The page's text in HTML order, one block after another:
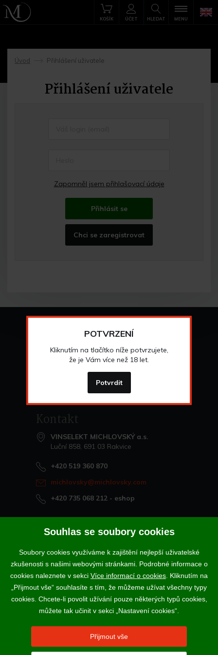
HLEDAT
KOŠÍK ÚČET MENU
Úvod
->
Přihlášení uživatele
Přihlášení uživatele
Zapomněl jsem přihlašovací údaje
Přihlásit se
Chci se zaregistrovat
Vše o nákupu
Všeobecné obchodní podmínky
>
Možnosti osobníhoodběru
>
>
smlouvy
>
Kontakt
VINSELEKT MICHLOVSKÝ a.s.
Luční 858, 691 03 Rakvice
+420 519 360 870
michlovsky@michlovsky.com
+420 735 068 212 - eshop
Naše vína offline
Vinotéka Rakvice
>
Vinotéky a degustační centra
>
Podle zákona o evidenci tržeb je prodávající povinen vystavit
kupujícímu účtenku. Zároveň je povinen zaevidovat přijatou tržbu u
správce daně online; v případě technického výpadku pak nejpozději do
Vína a sekty prodáváme výhradně osobám starším 18-ti let.
POTVRZENÍ
Kliknutím na tlačítko níže potvrzujete,
že je Vám více než 18 let.
Potvrdit
Souhlas se soubory cookies
Soubory cookies využíváme k zajištění nejlepší uživatelské
zkušenosti s našimi webovými stránkami. Podrobné informace o
cookies naleznete v sekci Více informací o cookies . Kliknutím na
„Přijmout vše“ souhlasíte s tím, že můžeme užívat všechny typy
cookies. Chcete-li povolit užívání pouze některých typů cookies,
můžete tak učinit v sekci „Nastavení cookies“.
Přijmout vše